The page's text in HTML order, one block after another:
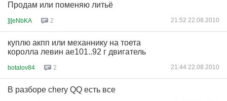
Продам или поменяю литьё
]|[eNbKA 2 21:52 22.08.2010
куплю акпп или механнику на тоета
королла левин ае101..92 г двигатель
botalov84 2 21:44 22.08.2010
В разборе chery QQ есть все